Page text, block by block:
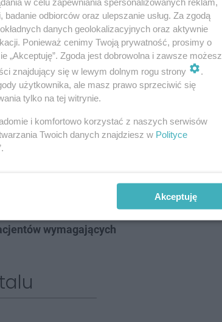
kontroli dostępu,
pionowego
tj.: Jednostek
Integracji Sal
zakupiony został
Terapii
wymagających
odbiorców oraz ulepszanie usług. Za zgodą
danych geolokalizacyjnych oraz aktywnie
Ponieważ cenimy Twoją prywatność, prosimy o
„Akceptuję”. Zgoda jest dobrowolna i zawsze możesz
znajdujący się w lewym dolnym rogu strony
.
użytkownika, ale masz prawo sprzeciwić się
tylko na tej witrynie.
i komfortowo korzystać z naszych serwisów
Twoich danych znajdziesz w Polityce
Akceptuję